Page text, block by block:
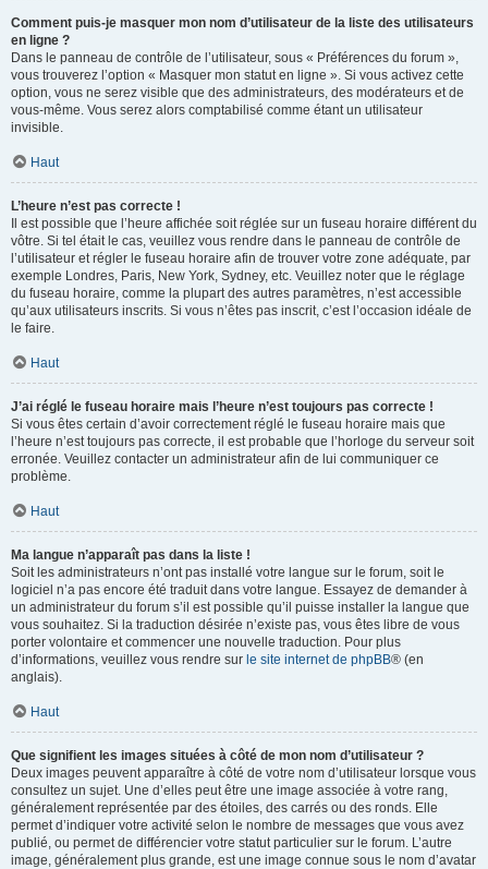
Comment puis-je masquer mon nom d’utilisateur de la liste des utilisateurs
en ligne ?
Dans le panneau de contrôle de l’utilisateur, sous « Préférences du forum »,
vous trouverez l’option « Masquer mon statut en ligne ». Si vous activez cette
option, vous ne serez visible que des administrateurs, des modérateurs et de
vous-même. Vous serez alors comptabilisé comme étant un utilisateur
invisible.
Haut
L’heure n’est pas correcte !
Il est possible que l’heure affichée soit réglée sur un fuseau horaire différent du
vôtre. Si tel était le cas, veuillez vous rendre dans le panneau de contrôle de
l’utilisateur et régler le fuseau horaire afin de trouver votre zone adéquate, par
exemple Londres, Paris, New York, Sydney, etc. Veuillez noter que le réglage
du fuseau horaire, comme la plupart des autres paramètres, n’est accessible
qu’aux utilisateurs inscrits. Si vous n’êtes pas inscrit, c’est l’occasion idéale de
le faire.
Haut
J’ai réglé le fuseau horaire mais l’heure n’est toujours pas correcte !
Si vous êtes certain d’avoir correctement réglé le fuseau horaire mais que
l’heure n’est toujours pas correcte, il est probable que l’horloge du serveur soit
erronée. Veuillez contacter un administrateur afin de lui communiquer ce
problème.
Haut
Ma langue n’apparaît pas dans la liste !
Soit les administrateurs n’ont pas installé votre langue sur le forum, soit le
logiciel n’a pas encore été traduit dans votre langue. Essayez de demander à
un administrateur du forum s’il est possible qu’il puisse installer la langue que
vous souhaitez. Si la traduction désirée n’existe pas, vous êtes libre de vous
porter volontaire et commencer une nouvelle traduction. Pour plus
d’informations, veuillez vous rendre sur le site internet de phpBB® (en
anglais).
Haut
Que signifient les images situées à côté de mon nom d’utilisateur ?
Deux images peuvent apparaître à côté de votre nom d’utilisateur lorsque vous
consultez un sujet. Une d’elles peut être une image associée à votre rang,
généralement représentée par des étoiles, des carrés ou des ronds. Elle
permet d’indiquer votre activité selon le nombre de messages que vous avez
publié, ou permet de différencier votre statut particulier sur le forum. L’autre
image, généralement plus grande, est une image connue sous le nom d’avatar